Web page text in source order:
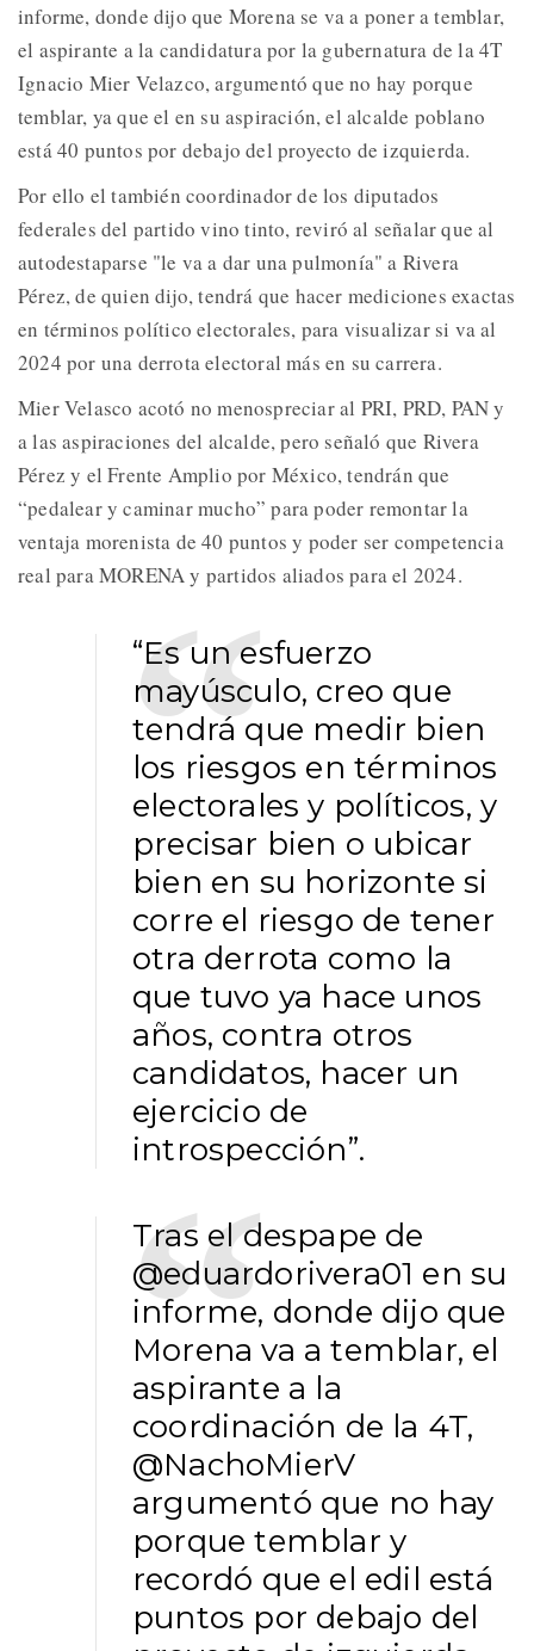
informe, donde dijo que Morena se va a poner a temblar,
el aspirante a la candidatura por la gubernatura de la 4T
Ignacio Mier Velazco, argumentó que no hay porque
temblar, ya que el en su aspiración, el alcalde poblano
está 40 puntos por debajo del proyecto de izquierda.
Por ello el también coordinador de los diputados
federales del partido vino tinto, reviró al señalar que al
autodestaparse "le va a dar una pulmonía" a Rivera
Pérez, de quien dijo, tendrá que hacer mediciones exactas
en términos político electorales, para visualizar si va al
2024 por una derrota electoral más en su carrera.
Mier Velasco acotó no menospreciar al PRI, PRD, PAN y
a las aspiraciones del alcalde, pero señaló que Rivera
Pérez y el Frente Amplio por México, tendrán que
“pedalear y caminar mucho” para poder remontar la
ventaja morenista de 40 puntos y poder ser competencia
real para MORENA y partidos aliados para el 2024.
“Es un esfuerzo
mayúsculo, creo que
tendrá que medir bien
los riesgos en términos
electorales y políticos, y
precisar bien o ubicar
bien en su horizonte si
corre el riesgo de tener
otra derrota como la
que tuvo ya hace unos
años, contra otros
candidatos, hacer un
ejercicio de
introspección”.
Tras el despape de
@eduardorivera01 en su
informe, donde dijo que
Morena va a temblar, el
aspirante a la
coordinación de la 4T,
@NachoMierV
argumentó que no hay
porque temblar y
recordó que el edil está
puntos por debajo del